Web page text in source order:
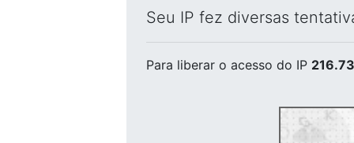
Seu IP fez diversas
Para liberar o acesso do IP